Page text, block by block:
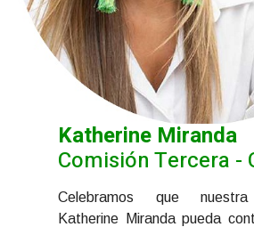
Katherine Miranda
Comisión Tercera -
Celebramos que nuestra
Katherine Miranda pueda